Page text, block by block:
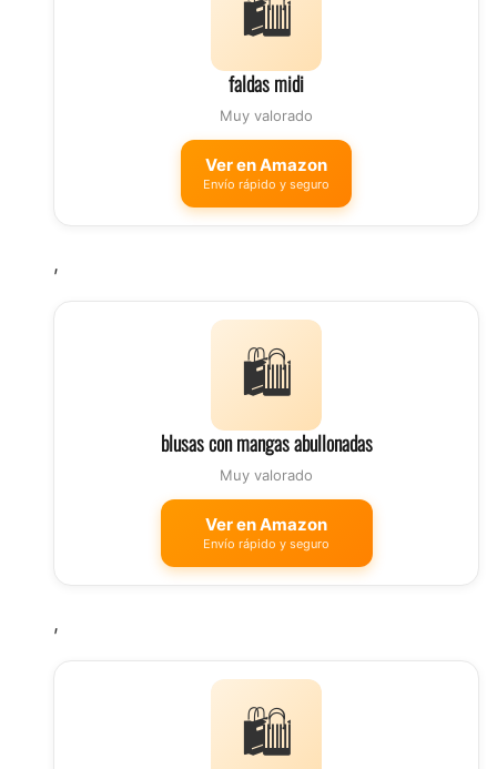
🛍️
faldas midi
Muy valorado
Ver en Amazon
Envío rápido y seguro
,
🛍️
blusas con mangas abullonadas
Muy valorado
Ver en Amazon
Envío rápido y seguro
,
🛍️